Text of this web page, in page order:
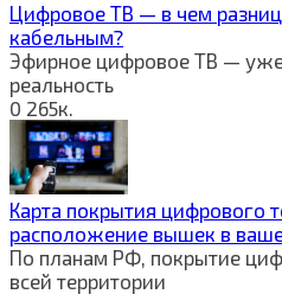
Цифровое ТВ — в чем
кабельным?
Эфирное цифровое ТВ —
реальность
0 265к.
Карта покрытия цифрового
расположение вышек в
По планам РФ, покрытие
всей территории